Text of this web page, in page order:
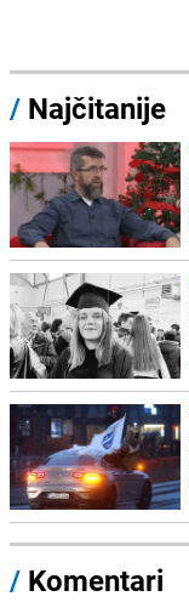
/ Najčitanije
/ Komentari